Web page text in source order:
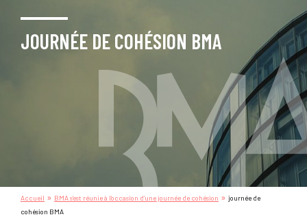
JOURNÉE DE COHÉSION BMA
Accueil » BMA s’est réunie à l’occasion d’une journée de cohésion » journée de
cohésion BMA